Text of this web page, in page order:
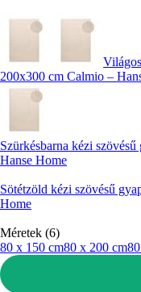
200x300 cm Calmio –
Szürkésbarna kézi
Hanse Home
Sötétzöld kézi szövésű
Home
Méretek (6)
80 x 150 cm80 x 200 cm